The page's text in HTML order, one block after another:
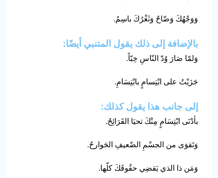
وَوَجْهُكَ وَضّاحٌ وَثَغْرُكَ باسِمُ.
بالإضافة إلى ذلك يقول المتنبي أيضًا:
وَلمّا صَارَ وُدّ النّاسِ خِبّاً.
جَزَيْتُ على ابْتِسامٍ بابْتِسَامِ.
إلى جانب هذا يقول كذلك:
بأدْنَى ابْتِسَامٍ مِنْكَ تحيَا القَرَائِحُ.
وَتَقوَى من الجسْمِ الضّعيفِ الجَوارحُ.
وَمَن ذا الذي يَقضِي حقُوقَكَ كلّها.